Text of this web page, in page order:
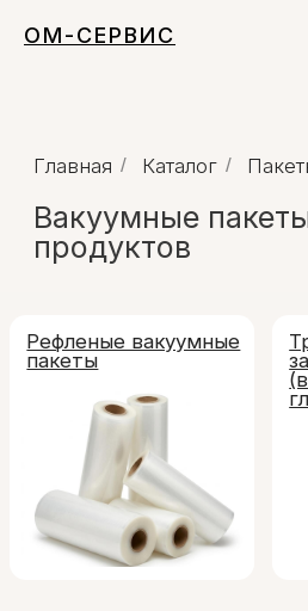
ОМ-СЕРВИС
Вакуумные пакеты для
продуктов
Рефленые вакуумные
пакеты